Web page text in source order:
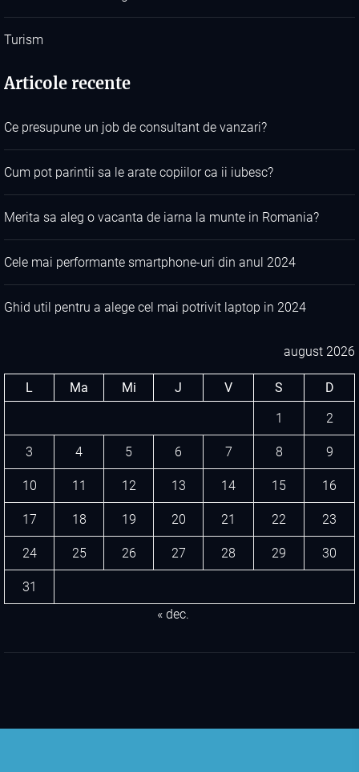
Turism
Articole recente
Ce presupune un job de consultant de vanzari?
Cum pot parintii sa le arate copiilor ca ii iubesc?
Merita sa aleg o vacanta de iarna la munte in Romania?
Cele mai performante smartphone-uri din anul 2024
Ghid util pentru a alege cel mai potrivit laptop in 2024
august 2026
L Ma Mi J V S
D
1
2
3 4 5 6 7 8 9
10 11 12 13 14 15 16
17 18 19 20 21 22 23
24 25 26 27 28 29 30
31
« dec.